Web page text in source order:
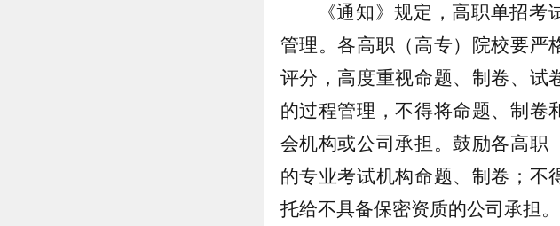
《通知》规定，高职单招
管理。各高职（高专）院校要严
评分，高度重视命题、制卷、试
的过程管理，不得将命题、制卷
会机构或公司承担。鼓励各高职
的专业考试机构命题、制卷；不
托给不具备保密资质的公司承担。